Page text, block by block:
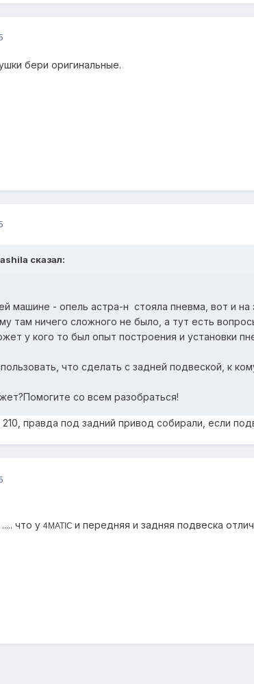
бери оригинальные.
сказал:
машине - опель астра-н стояла пневма, вот и
там ничего сложного не было, а тут есть
у кого то был опыт построения и установки
что сделать с задней подвеской, к
со всем разобраться!
правда под задний привод собирали, если
что у 4MATIC и передняя и задняя подвеска